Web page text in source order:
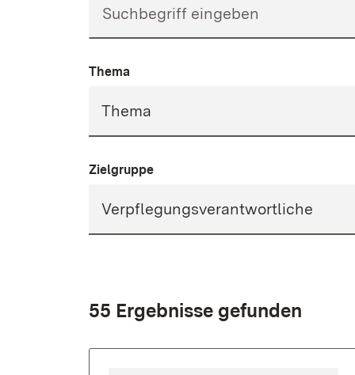
Thema
Zielgruppe
55 Ergebnisse gefunden